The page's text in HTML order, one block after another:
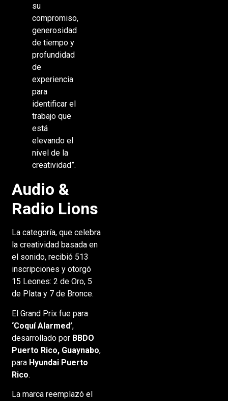
su
compromiso,
generosidad
de tiempo y
profundidad
de
experiencia
para
identificar el
trabajo que
está
elevando el
nivel de la
creatividad”.
Audio &
Radio Lions
La categoría, que celebra
la creatividad basada en
el sonido, recibió 513
inscripciones y otorgó
15 Leones: 2 de Oro, 5
de Plata y 7 de Bronce.
El Grand Prix fue para
‘Coquí Alarmed’,
desarrollado por BBDO
Puerto Rico, Guaynabo,
para Hyundai Puerto
Rico.
La marca reemplazó el